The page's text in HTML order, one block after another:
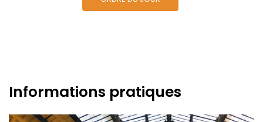
Informations pratiques